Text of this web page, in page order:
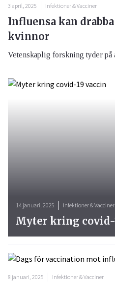
3 april, 2025 Infektioner & Vacciner
Influensa kan
kvinnor
Vetenskaplig forskning tyder på
14 januari, 2025 Infektioner & Vacciner
Myter kring covid-
8 januari, 2025 Infektioner & Vacciner